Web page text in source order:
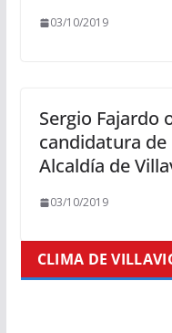
03/10/2019
Sergio Fajardo
candidatura de
Alcaldía de
03/10/2019
CLIMA DE